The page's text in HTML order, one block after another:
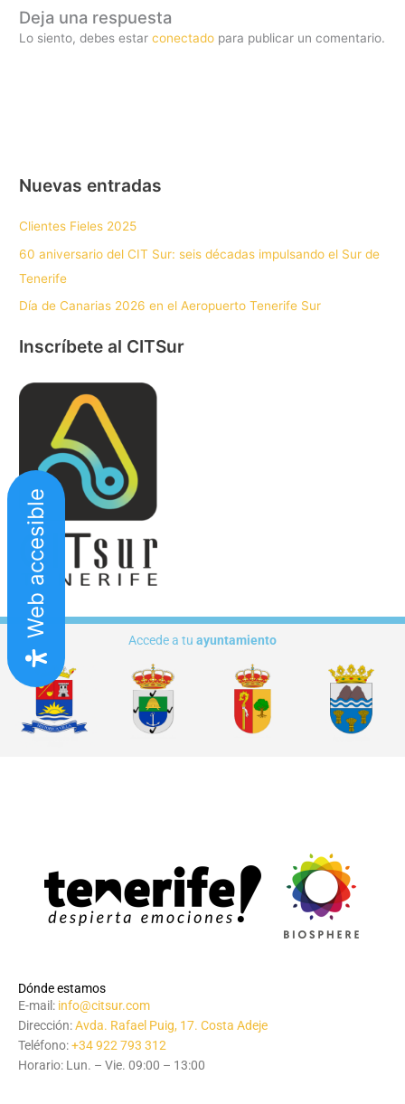
Deja una respuesta
Lo siento, debes estarconectado para publicar un comentario.
Nuevas entradas
Clientes Fieles 2025
60 aniversario del CIT Sur: seis décadas impulsando el Sur de
Tenerife
Día de Canarias 2026 en el Aeropuerto Tenerife Sur
Inscríbete al CITSur
Accede a tu ayuntamiento
Dónde estamos
E-mail: info@citsur.com
Dirección:Avda. Rafael Puig, 17. Costa Adeje
Teléfono:+34 922 793 312
Horario: Lun. – Vie. 09:00 – 13:00
Web accesible